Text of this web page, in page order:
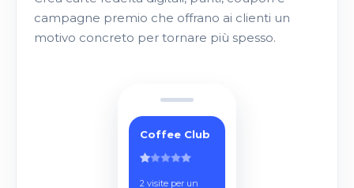
campagne premio che offrano ai clienti un
motivo concreto per tornare più spesso.
Coffee Club
2 visite per un